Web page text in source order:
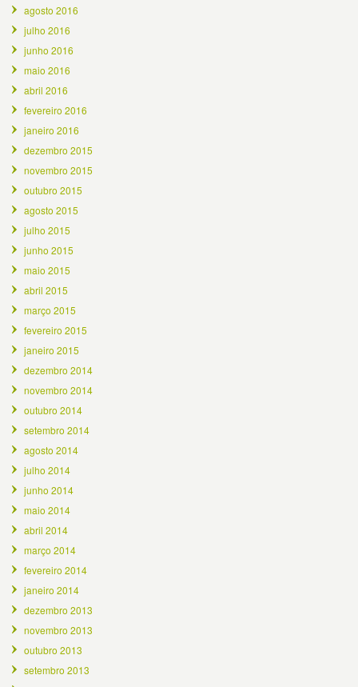
agosto 2016
julho 2016
junho 2016
maio 2016
abril 2016
fevereiro 2016
janeiro 2016
dezembro 2015
novembro 2015
outubro 2015
agosto 2015
julho 2015
junho 2015
maio 2015
abril 2015
março 2015
fevereiro 2015
janeiro 2015
dezembro 2014
novembro 2014
outubro 2014
setembro 2014
agosto 2014
julho 2014
junho 2014
maio 2014
abril 2014
março 2014
fevereiro 2014
janeiro 2014
dezembro 2013
novembro 2013
outubro 2013
setembro 2013